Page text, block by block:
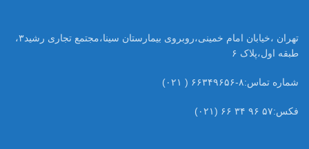
تهران ،خیابان امام خمینی،روبروی بیمارستان سینا،مجتمع تجاری رشید۳،
طبقه اول،پلاک ۶
شماره تماس:۸-۶۶۳۴۹۶۵۶ ( ۰۲۱)
فکس:۵۷ ۹۶ ۳۴ ۶۶ (۰۲۱)